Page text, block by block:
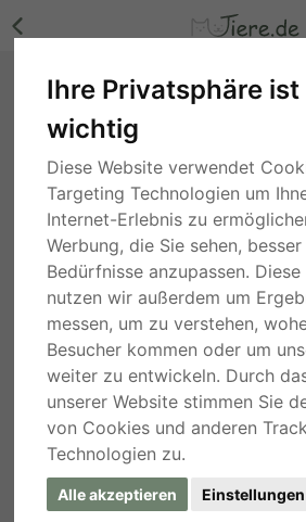
Ihre Privatsphäre ist
wichtig
Diese Website verwendet
Targeting Technologien um
Internet-Erlebnis zu
Werbung, die Sie sehen,
Bedürfnisse anzupassen.
nutzen wir außerdem um
messen, um zu verstehen,
Besucher kommen oder um
weiter zu entwickeln. Durch
unserer Website stimmen Sie
von Cookies und anderen
Technologien zu.
Alle akzeptieren
Gibbs, Mix - Rüde Bilder
Niedersachsen, vor 3 Wochen